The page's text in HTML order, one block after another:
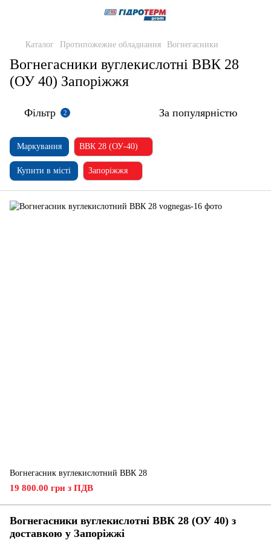
Каталог Протипожежне обладнання Вогнегасники
Вогнегасники вуглекислотні ВВК 28
(ОУ 40) Запоріжжя
Фільтр 2 За популярністю
Маркування ВВК 28 (ОУ-40)
Купити в місті Запоріжжя
Вогнегасник вуглекислотний ВВК 28
19 800.00 грн з ПДВ
Вогнегасники вуглекислотні ВВК 28 (ОУ 40) з
доставкою у Запоріжжі